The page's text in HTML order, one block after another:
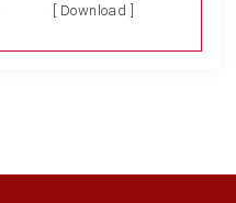
[ Download ]